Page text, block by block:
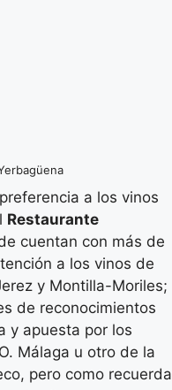
a los vinos
Restaurante
cuentan con más de
a los vinos de
y Montilla-Moriles;
de reconocimientos
y apuesta por los
Málaga u otro de la
pero como recuerda